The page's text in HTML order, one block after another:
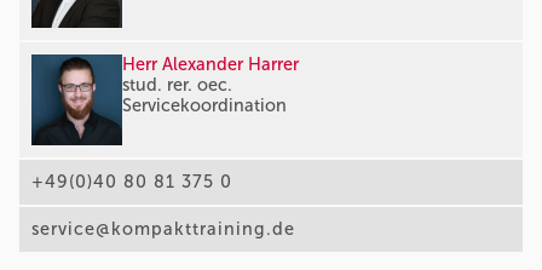
Herr Alexander Harrer
stud. rer. oec.
Servicekoordination
+49(0)40 80 81 375 0
service@kompakttraining.de